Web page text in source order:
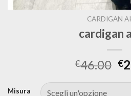
CARDIGAN
cardigan
€46.00 €
Misura